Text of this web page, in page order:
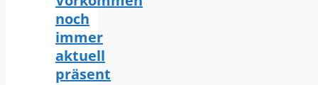
noch
immer
aktuell
präsent